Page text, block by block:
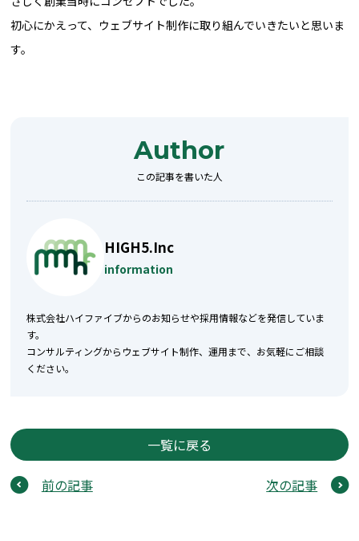
初心にかえって、ウェブサイト制作に取り組んでいきたいと思いま
す。
Author
この記事を書いた人
HIGH5.Inc
information
株式会社ハイファイブからのお知らせや採用情報などを発信していま
す。
コンサルティングからウェブサイト制作、運用まで、お気軽にご相談
ください。
前の記事
一覧に戻る
次の記事